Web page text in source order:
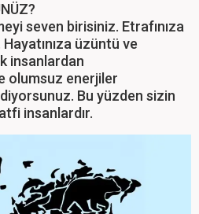
seven birisiniz. Etrafınıza
üzüntü ve
insanlardan
olumsuz enerjiler
Bu yüzden sizin
insanlardır.